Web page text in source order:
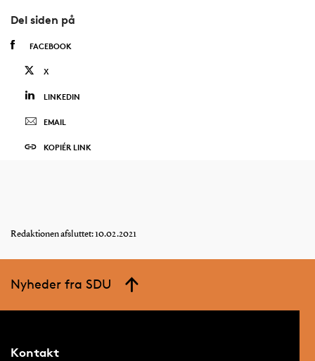
Del siden på
FACEBOOK
X
LINKEDIN
EMAIL
KOPIÉR LINK
Redaktionen afsluttet: 10.02.2021
Nyheder fra SDU
Kontakt